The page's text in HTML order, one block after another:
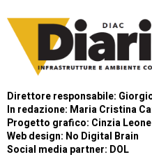
Direttore responsabile:
In redazione: Maria Cristina
Progetto grafico: Cinzia Leone
Web design: No Digital Brain
Social media partner: DOL